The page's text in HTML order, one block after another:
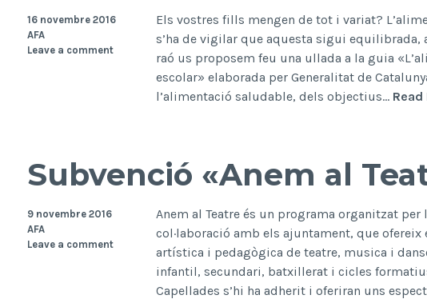
Els vostres fills mengen de tot i variat?
s’ha de vigilar que aquesta sigui equilibrada,
raó us proposem feu una ullada a la guia
escolar» elaborada per Generalitat de
l’alimentació saludable, dels objectius… Read
16 novembre 2016
AFA
Leave a comment
Subvenció «Anem al
Anem al Teatre és un programa organitzat per
col·laboració amb els ajuntament, que
artística i pedagògica de teatre, musica i
infantil, secundari, batxillerat i cicles
Capellades s’hi ha adherit i oferiran uns
9 novembre 2016
AFA
Leave a comment